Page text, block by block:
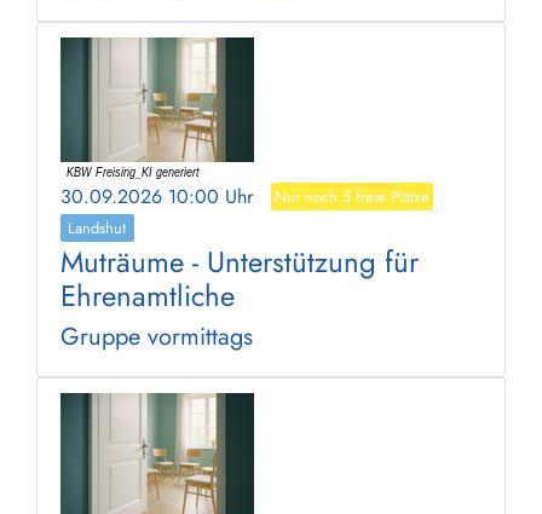
30.09.2026 10:00 Uhr
Nur noch 5 freie Plätze
Landshut
Muträume - Unterstützung für
Ehrenamtliche
Gruppe vormittags